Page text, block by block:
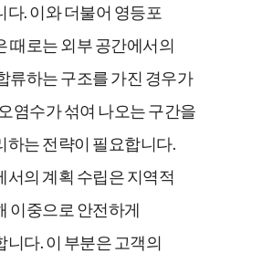
다. 이와 더불어 영등포
때로는 외부 공간에서의
류하는 구조를 가진 경우가
염수가 섞여 나오는 구간을
하는 전략이 필요합니다.
서의 계획 수립은 지역적
이중으로 안전하게
니다. 이 부분은 고객의